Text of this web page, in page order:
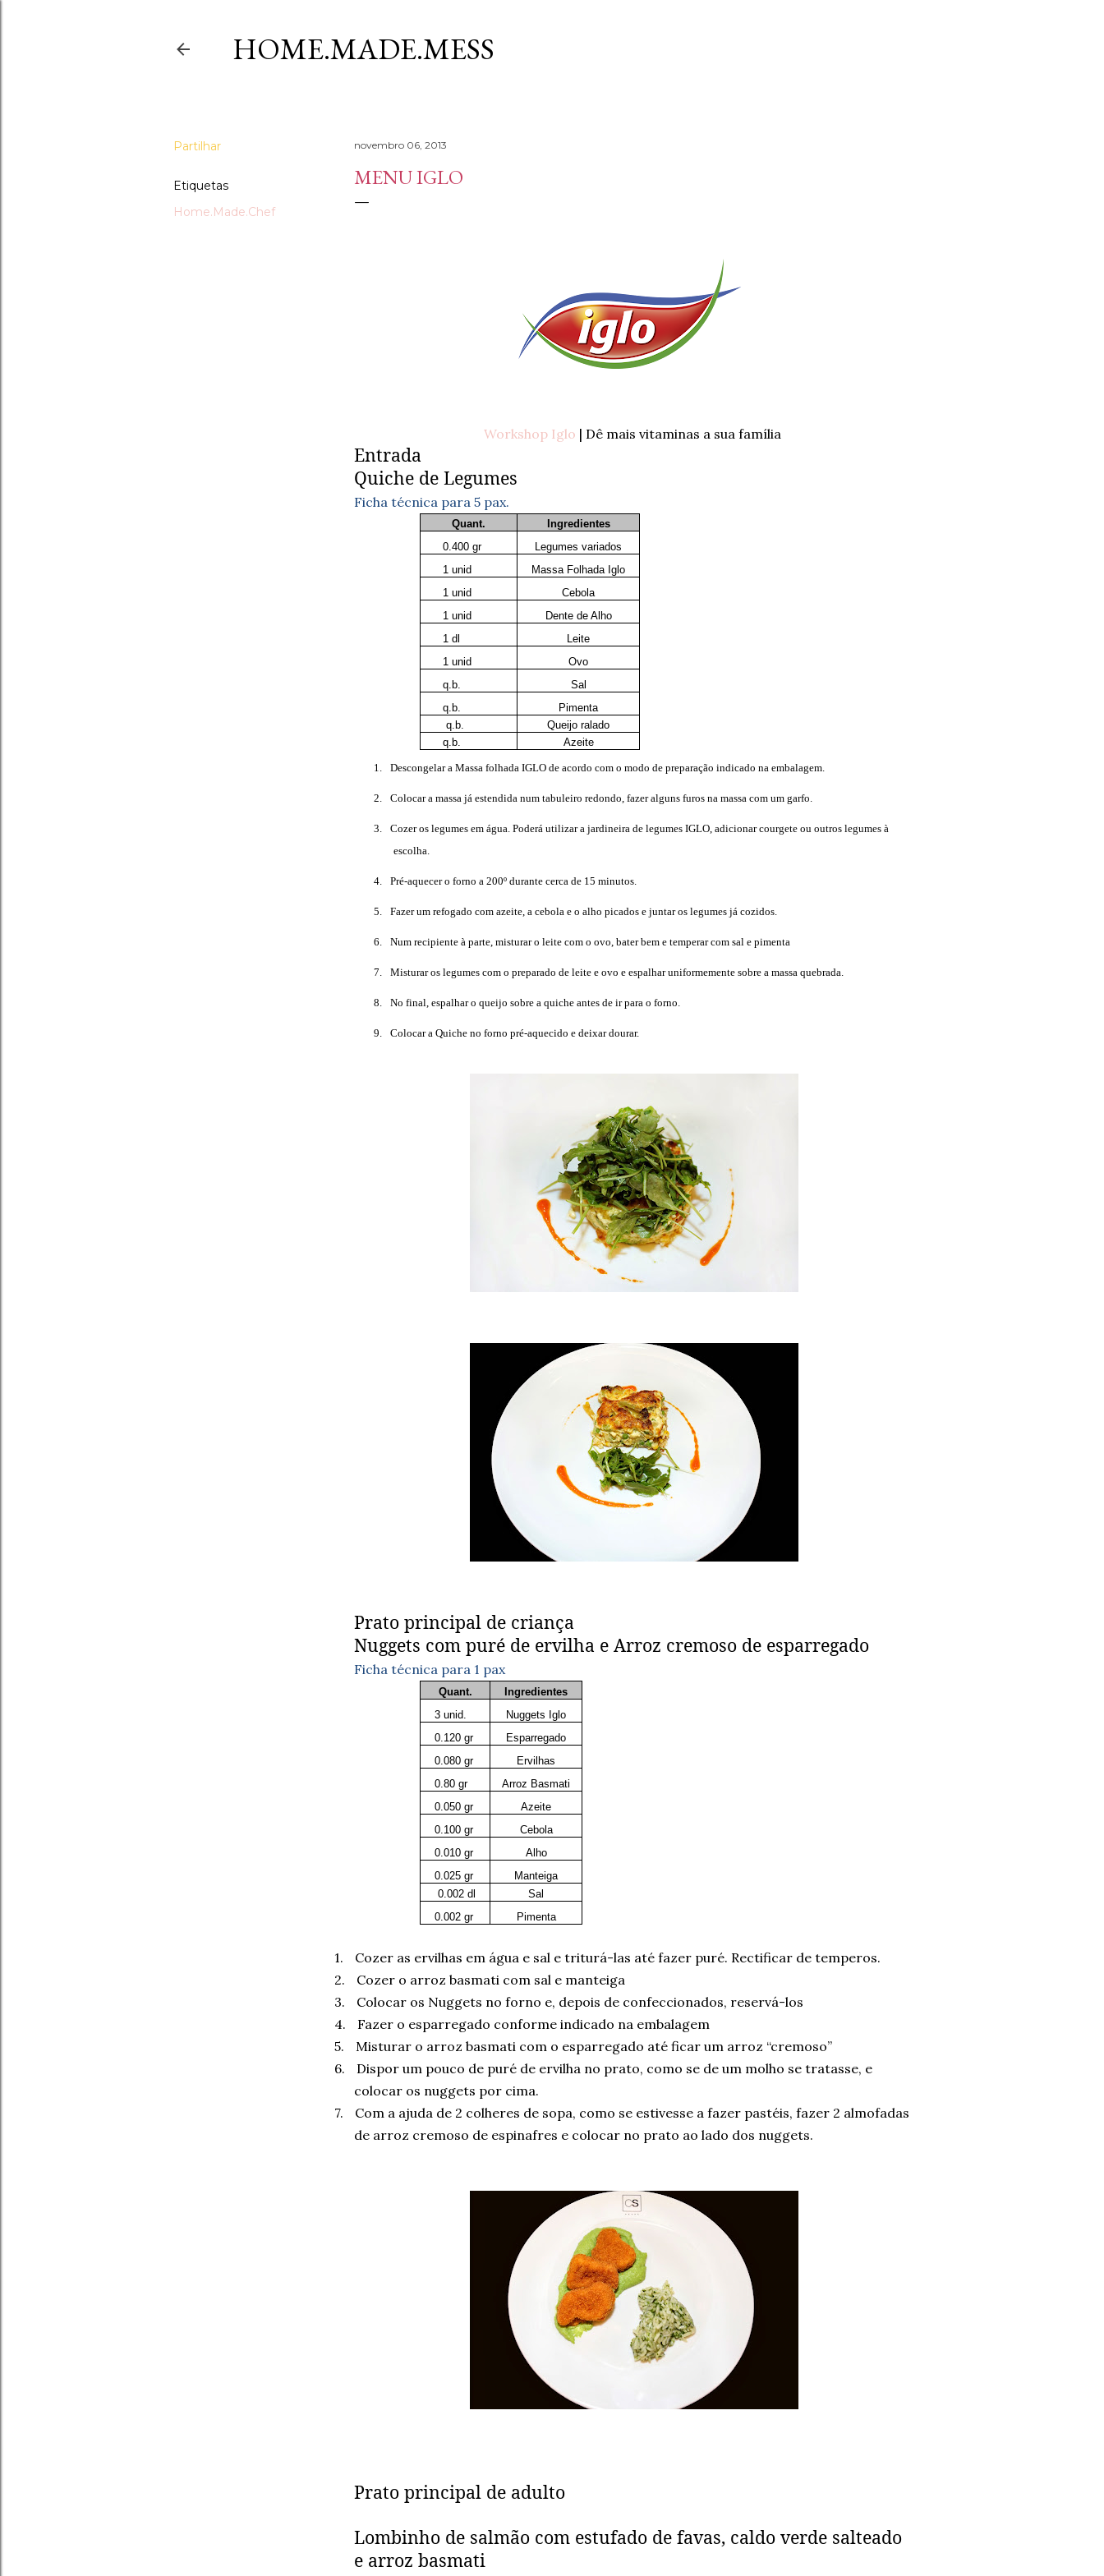
HOME.MADE.MESS
Partilhar
Etiquetas
Home.Made.Chef
novembro 06, 2013
MENU IGLO
Workshop Iglo | Dê mais vitaminas a sua família
Entrada
Quiche de Legumes
Ficha técnica para 5 pax.
Quant.
Ingredientes
0.400 gr
Legumes variados
1 unid
Massa Folhada Iglo
1 unid
Cebola
1 unid
Dente de Alho
1 dl
Leite
1 unid
Ovo
q.b.
Sal
q.b.
Pimenta
q.b.
Queijo ralado
q.b.
Azeite
1. Descongelar a Massa folhada IGLO de acordo com o modo de preparação indicado na embalagem.
2. Colocar a massa já estendida num tabuleiro redondo, fazer alguns furos na massa com um garfo.
3.
Cozer os legumes em água. Poderá utilizar a jardineira de legumes IGLO, adicionar courgete ou outros legumes à
escolha
4. Pré-aquecer o forno a 200º durante cerca de 15 minutos.
5. Fazer um refogado com azeite, a cebola e o alho picados e juntar os legumes já cozidos.
6. Num recipiente à parte, misturar o leite com o ovo, bater bem e temperar com sal e pimenta
7. Misturar os legumes com o preparado de leite e ovo e espalhar uniformemente sobre a massa quebrada.
8. No final, espalhar o queijo sobre a quiche antes de ir para o forno.
9. Colocar a Quiche no forno pré-aquecido e deixar dourar.
Prato principal de criança
Nuggets com puré de ervilha e Arroz cremoso de esparregado
Ficha técnica para 1 pax
Quant.
Ingredientes
3 unid.
Nuggets Iglo
0.120 gr
Esparregado
0.080 gr
Ervilhas
0.80 gr
Arroz Basmati
0.050 gr
Azeite
0.100 gr
Cebola
0.010 gr
Alho
0.025 gr
Manteiga
0.002 dl
Sal
0.002 gr
Pimenta
1.
Cozer as ervilhas em água e sal e triturá-las até fazer puré. Rectificar de temperos.
2.
Cozer o arroz basmati com sal e manteiga
3.
Colocar os Nuggets no forno e, depois de confeccionados, reservá-los
4.
Fazer o esparregado conforme indicado na embalagem
5.
Misturar o arroz basmati com o esparregado até ficar um arroz “cremoso”
6.
Dispor um pouco de puré de ervilha no prato, como se de um molho se tratasse, e
colocar os nuggets por cima.
7.
Com a ajuda de 2 colheres de sopa, como se estivesse a fazer pastéis, fazer 2 almofadas
de arroz cremoso de espinafres e colocar no prato ao lado dos nuggets.
Prato principal de adulto
Lombinho de salmão com estufado de favas, caldo verde salteado
e arroz basmati